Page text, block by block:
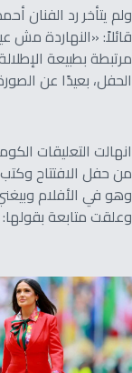
ولم يتأخر رد الفنان
قائلاً: «النهاردة
مرتبطة بطبيعة
الحفل، بعيدًا عن
انهالت التعليقات
من حفل الافتتاح
وهو في الأفلام
وعلقت متابعة بقولها: